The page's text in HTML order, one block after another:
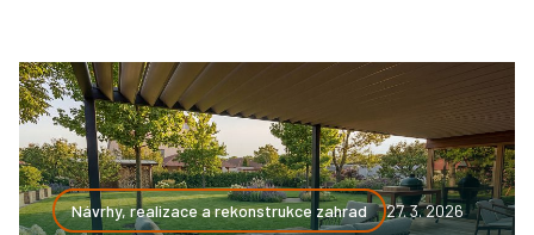
Návrhy, realizace a rekonstrukce zahrad 27. 3. 2026